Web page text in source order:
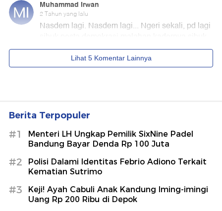
Berita Terpopuler
#1
Menteri LH Ungkap Pemilik SixNine Padel
Bandung Bayar Denda Rp 100 Juta
#2
Polisi Dalami Identitas Febrio Adiono Terkait
Kematian Sutrimo
#3
Keji! Ayah Cabuli Anak Kandung Iming-imingi
Uang Rp 200 Ribu di Depok